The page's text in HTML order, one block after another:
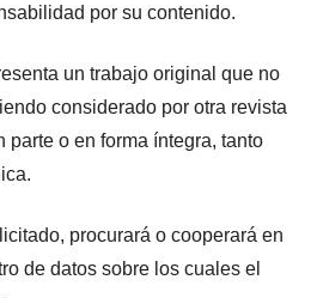
por su contenido.
un trabajo original que no
considerado por otra revista
parte o en forma íntegra, tanto
procurará o cooperará en
de datos sobre los cuales el